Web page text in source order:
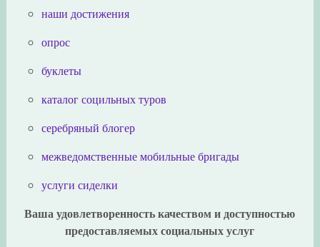
наши достижения
опрос
буклеты
каталог социльных туров
серебряный блогер
межведомственные мобильные бригады
услуги сиделки
Ваша удовлетворенность качеством и доступностью
предоставляемых социальных услуг